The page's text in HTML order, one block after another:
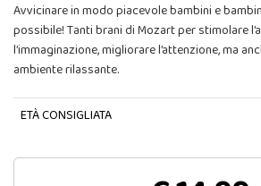
Avvicinare in modo piacevole bambini e
possibile! Tanti brani di Mozart per stimolare
l’immaginazione, migliorare l’attenzione, ma
ambiente rilassante.
ETÀ CONSIGLIATA